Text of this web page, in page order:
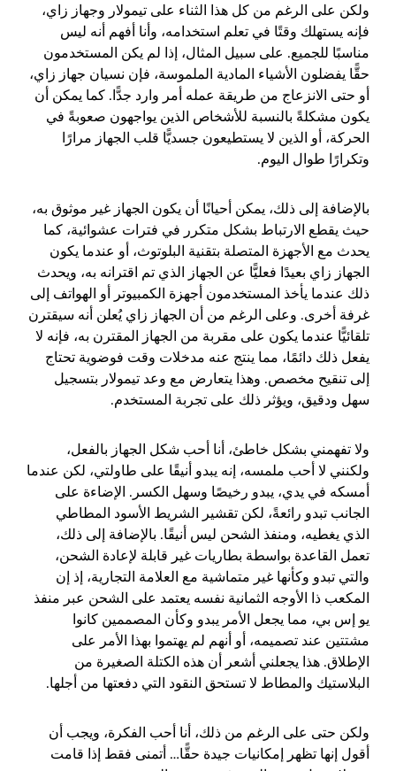
ولكن على الرغم من كل هذا الثناء على تيمولار وجهاز زاي،
فإنه يستهلك وقتًا في تعلم استخدامه، وأنا أفهم أنه ليس
مناسبًا للجميع. على سبيل المثال، إذا لم يكن المستخدمون
حقًّا يفضلون الأشياء المادية الملموسة، فإن نسيان جهاز زاي،
أو حتى الانزعاج من طريقة عمله أمر وارد جدًّا. كما يمكن أن
يكون مشكلةً بالنسبة للأشخاص الذين يواجهون صعوبةً في
الحركة، أو الذين لا يستطيعون جسديًّا قلب الجهاز مرارًا
وتكرارًا طوال اليوم.
بالإضافة إلى ذلك، يمكن أحيانًا أن يكون الجهاز غير موثوق به،
حيث يقطع الارتباط بشكل متكرر في فترات عشوائية، كما
يحدث مع الأجهزة المتصلة بتقنية البلوتوث، أو عندما يكون
الجهاز زاي بعيدًا فعليًّا عن الجهاز الذي تم اقترانه به، ويحدث
ذلك عندما يأخذ المستخدمون أجهزة الكمبيوتر أو الهواتف إلى
غرفة أخرى. وعلى الرغم من أن الجهاز زاي يُعلن أنه سيقترن
تلقائيًّا عندما يكون على مقربة من الجهاز المقترن به، فإنه لا
يفعل ذلك دائمًا، مما ينتج عنه مدخلات وقت فوضوية تحتاج
إلى تنقيح مخصص. وهذا يتعارض مع وعد تيمولار بتسجيل
سهل ودقيق، ويؤثر ذلك على تجربة المستخدم.
ولا تفهمني بشكل خاطئ، أنا أحب شكل الجهاز بالفعل،
ولكنني لا أحب ملمسه، إنه يبدو أنيقًا على طاولتي، لكن عندما
أمسكه في يدي، يبدو رخيصًا وسهل الكسر. الإضاءة على
الجانب تبدو رائعةً، لكن تقشير الشريط الأسود المطاطي
الذي يغطيه، ومنفذ الشحن ليس أنيقًا. بالإضافة إلى ذلك،
تعمل القاعدة بواسطة بطاريات غير قابلة لإعادة الشحن،
والتي تبدو وكأنها غير متماشية مع العلامة التجارية، إذ إن
المكعب ذا الأوجه الثمانية نفسه يعتمد على الشحن عبر منفذ
يو إس بي، مما يجعل الأمر يبدو وكأن المصممين كانوا
مشتتين عند تصميمه، أو أنهم لم يهتموا بهذا الأمر على
الإطلاق. هذا يجعلني أشعر أن هذه الكتلة الصغيرة من
البلاستيك والمطاط لا تستحق النقود التي دفعتها من أجلها.
ولكن حتى على الرغم من ذلك، أنا أحب الفكرة، ويجب أن
أقول إنها تظهر إمكانيات جيدة حقًّا… أتمنى فقط إذا قامت